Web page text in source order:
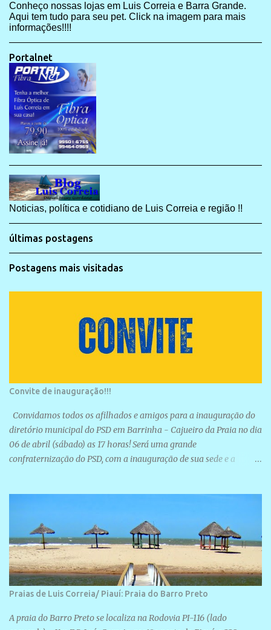
Conheço nossas lojas em Luis Correia e Barra Grande.
Aqui tem tudo para seu pet. Click na imagem para mais
informações!!!!
Portalnet
Noticias, política e cotidiano de Luis Correia e região !!
últimas postagens
Postagens mais visitadas
Convite de inauguração!!!
Convidamos todos os afilhados e amigos para a inauguração do
diretório municipal do PSD em Barrinha - Cajueiro da Praia no dia
06 de abril (sábado) as 17 horas! Será uma grande
confraternização do PSD, com a inauguração de sua sede e a
Praias de Luis Correia/ Piauí: Praia do Barro Preto
A praia do Barro Preto se localiza na Rodovia PI-116 (lado